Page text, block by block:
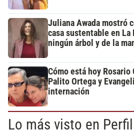
Juliana Awada mostró
casa sustentable en
ningún árbol y de la
Cómo está hoy Rosario
Palito Ortega y
internación
Lo más visto en Perfil